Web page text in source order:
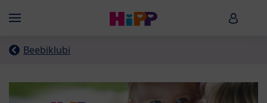
Menü HiPP
Beebiklubi